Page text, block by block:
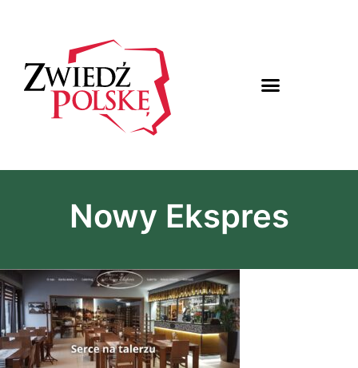
Nowy Ekspres